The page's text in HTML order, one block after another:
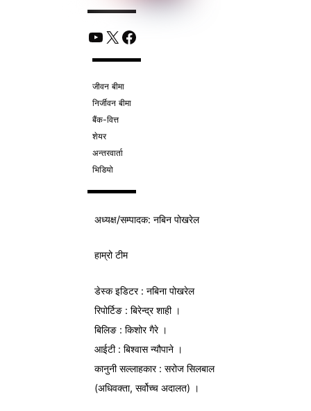
YouTube
X Facebook
जीवन बीमा
निर्जीवन बीमा
बैंक-वित्त
शेयर
अन्तरवार्ता
भिडियो
अध्यक्ष/सम्पादक: नबिन पोखरेल
हाम्रो टीम
डेस्क इडिटर : नबिना पोखरेल
रिपोर्टिङ : बिरेन्द्र शाही ।
बिलिङ : किशोर गैरे ।
आईटी : बिश्वास न्यौपाने ।
कानुनी सल्लाहकार : सरोज सिलबाल
(अधिवक्ता, सर्वोच्च अदालत) ।